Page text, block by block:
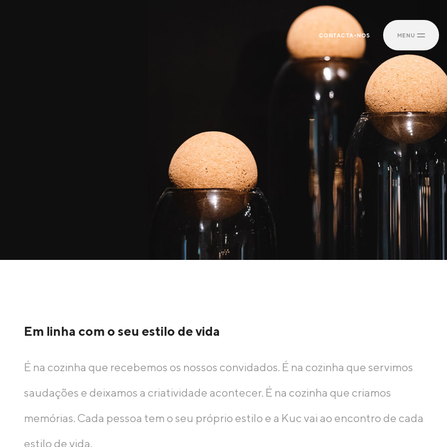
CONTACTA-NOS MENU
Em linha com o seu estilo de vida
É na cozinha que recebemos os nossos convidados. É na cozinha que servimos
saudações e deixamos a criatividade acontecer. É na cozinha que criamos
memórias. Cada pessoa tem o seu próprio estilo e a Kuc vai ao encontro de cada
estilo de vida.